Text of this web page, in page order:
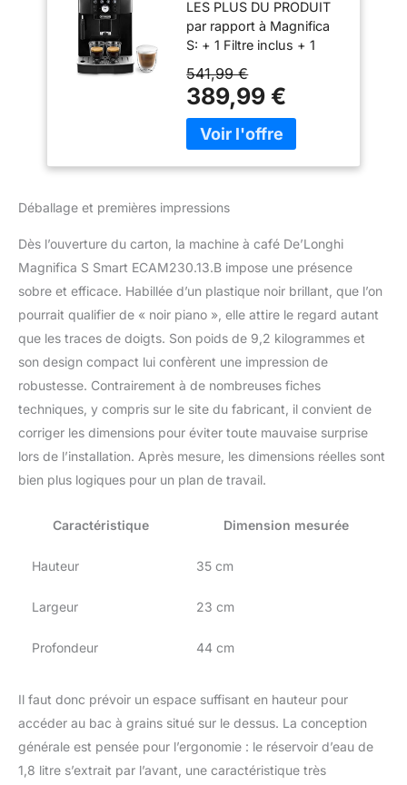
Grain
ECAM230.13.B,
Machine Expresso
et Cappuccino, 1.8L,
1450W, Noir
[Exclusif Amazon]
LES PLUS DU PRODUIT
par rapport à Magnifica
S: + 1 Filtre inclus + 1
Boutons et icônes rétro
éclairées CAFE
FRAÎCHEMENT MOULU :
L'expresso broyeur
préparation, et
seulement la quantité
nécessaire, pour obtenir
un résultat parfait, tasse
après tasse LARGE
CHOIX DE RECETTES :
Profitez de 3 recettes
café (expresso, café,
long) en accès direct et
réalisez toutes vos
boissons lactées grâce la
buse vapeur Préparation
temps
PERSONNALISATION :
enregistrez vos boissons
(intensité, longueur en
D'UTILISATION : D'une
toutes vos boissons
sur le panneau de
541,99 €
389,99 €
Déballage et premières impressions
Dès l’ouverture du carton, la machine à café De’Longhi
Magnifica S Smart ECAM230.13.B impose une présence
sobre et efficace. Habillée d’un plastique noir brillant, que l’on
pourrait qualifier de « noir piano », elle attire le regard autant
que les traces de doigts. Son poids de 9,2 kilogrammes et
son design compact lui confèrent une impression de
robustesse. Contrairement à de nombreuses fiches
techniques, y compris sur le site du fabricant, il convient de
corriger les dimensions pour éviter toute mauvaise surprise
lors de l’installation. Après mesure, les dimensions réelles sont
bien plus logiques pour un plan de travail.
Caractéristique Dimension mesurée
Hauteur 35 cm
Largeur 23 cm
Profondeur 44 cm
Il faut donc prévoir un espace suffisant en hauteur pour
accéder au bac à grains situé sur le dessus. La conception
générale est pensée pour l’ergonomie : le réservoir d’eau de
1,8 litre s’extrait par l’avant, une caractéristique très